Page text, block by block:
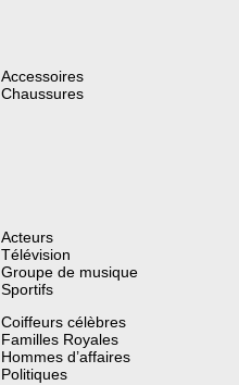
Accessoires
Chaussures
Acteurs
Télévision
Groupe de musique
Sportifs
Coiffeurs célèbres
Familles Royales
Hommes d’affaires
Politiques